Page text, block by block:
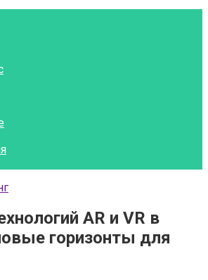
AR и VR в
горизонты для